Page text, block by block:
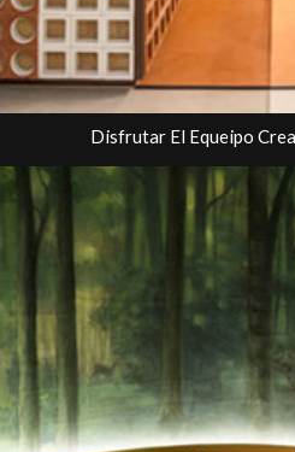
Disfrutar El Equeipo